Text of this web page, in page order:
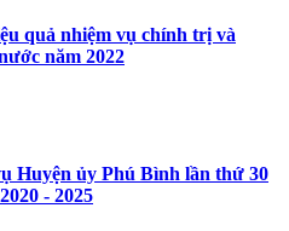
quả nhiệm vụ chính trị và
năm 2022
Huyện ủy Phú Bình lần thứ 30
- 2025